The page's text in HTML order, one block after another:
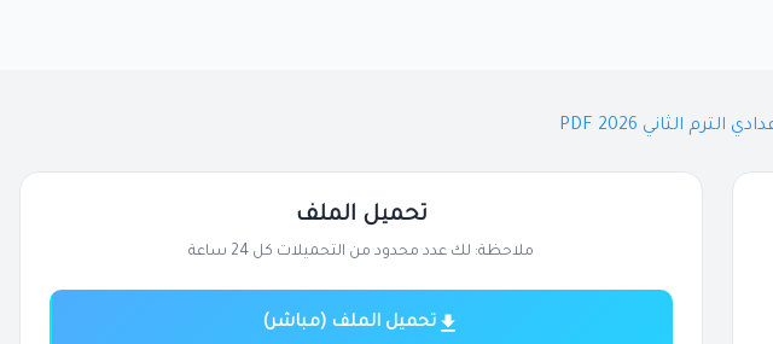
تحميل الملف
ملاحظة: لك عدد محدود من التحميلات كل 24 ساعة
تحميل الملف (مباشر)